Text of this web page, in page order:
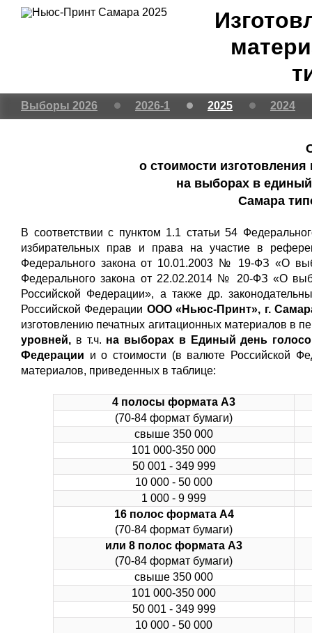
Выборы 2026 2026-1 2025 2024
о стоимости
на выборах в единый
Самара
В соответствии с пунктом 1.1 статьи 54
избирательных прав и права на участие в
Федерального закона от 10.01.2003 № 19-ФЗ «О
Федерального закона от 22.02.2014 № 20-ФЗ «О
Российской Федерации», а также др.
Российской Федерации ООО «Ньюс-Принт», г.
изготовлению печатных агитационных материалов в
уровней, в т.ч. на выборах в Единый день
Федерации и о стоимости (в валюте Российской
материалов, приведенных в таблице:
4 полосы формата А3
(70-84 формат бумаги)
свыше 350 000
101 000-350 000
50 001 - 349 999
10 000 - 50 000
1 000 - 9 999
16 полос формата А4
(70-84 формат бумаги)
или 8 полос формата А3
(70-84 формат бумаги)
свыше 350 000
101 000-350 000
50 001 - 349 999
10 000 - 50 000